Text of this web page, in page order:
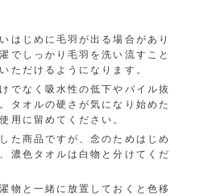
はじめに毛羽が出る場合があり
でしっかり毛羽を洗い流すこと
ただけるようになります。
でなく吸水性の低下やパイル抜
タオルの硬さが気になり始めた
用に留めてください。
た商品ですが、念のためはじめ
濃色タオルは白物と分けてくだ
物と一緒に放置しておくと色移